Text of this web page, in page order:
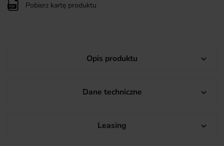
Pobierz kartę produktu
Opis produktu 
Dane techniczne 
Leasing 